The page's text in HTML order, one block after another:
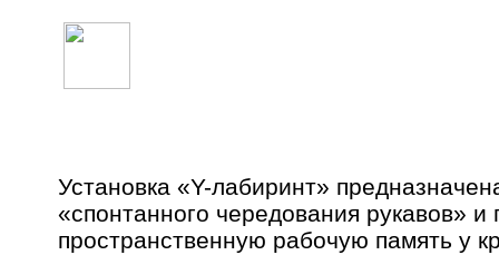
Установка «Y-лабиринт»
«спонтанного чередования рукавов» и
пространственную рабочую память у